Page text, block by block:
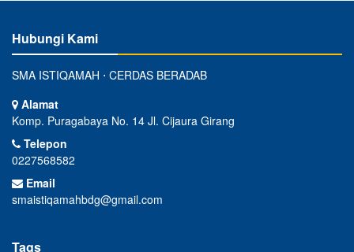
Hubungi Kami
SMA ISTIQAMAH ⋅ CERDAS BERADAB
Alamat
Komp. Puragabaya No. 14 Jl. Cijaura Girang
Telepon
0227568582
Email
smaistiqamahbdg@gmail.com
Tags